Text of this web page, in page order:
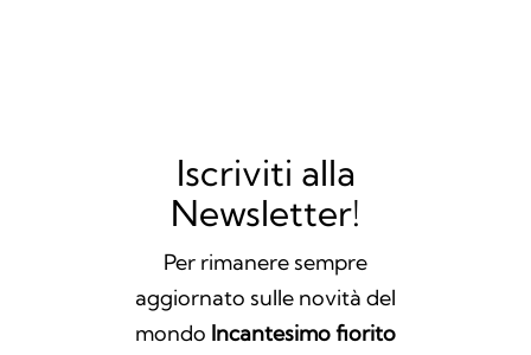
Iscriviti alla
Newsletter!
Per rimanere sempre
aggiornato sulle novità del
mondo Incantesimo fiorito